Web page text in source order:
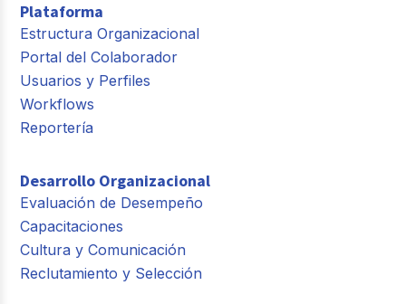
Plataforma
Estructura Organizacional
Portal del Colaborador
Usuarios y Perfiles
Workflows
Reportería
Desarrollo Organizacional
Evaluación de Desempeño
Capacitaciones
Cultura y Comunicación
Reclutamiento y Selección